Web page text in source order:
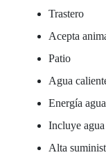
Trastero
Acepta
Patio
Agua
Energía
Incluye agua
Alta